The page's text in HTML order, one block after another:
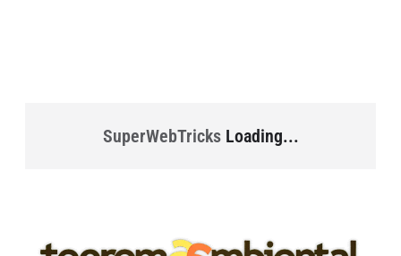
SuperWebTricksLoading...